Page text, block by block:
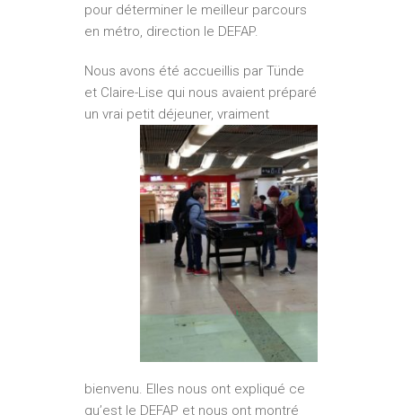
pour déterminer le meilleur parcours
en métro, direction le DEFAP.
Nous avons été accueillis par Tünde
et Claire-Lise qui nous avaient préparé
un vrai petit déjeuner, vraiment
bienvenu. Elles nous ont expliqué ce
qu’est le DEFAP et nous ont montré